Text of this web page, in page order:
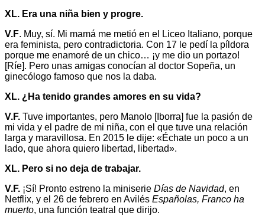
XL. Era una niña bien y progre.
V.F. Muy, sí. Mi mamá me metió en el Liceo Italiano, porque
era feminista, pero contradictoria. Con 17 le pedí la píldora
porque me enamoré de un chico… ¡y me dio un portazo!
[Ríe]. Pero unas amigas conocían al doctor Sopeña, un
ginecólogo famoso que nos la daba.
XL. ¿Ha tenido grandes amores en su vida?
V.F. Tuve importantes, pero Manolo [Iborra] fue la pasión de
mi vida y el padre de mi niña, con el que tuve una relación
larga y maravillosa. En 2015 le dije: «Échate un poco a un
lado, que ahora quiero libertad, libertad».
XL. Pero si no deja de trabajar.
V.F. ¡Sí! Pronto estreno la miniserie Días de Navidad, en
Netflix, y el 26 de febrero en Avilés Españolas, Franco ha
muerto, una función teatral que dirijo.